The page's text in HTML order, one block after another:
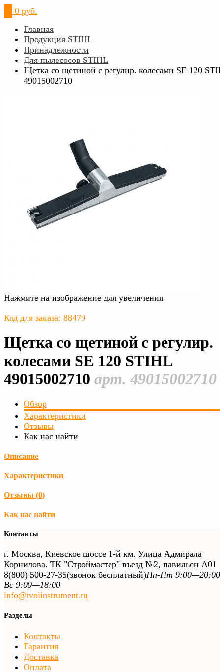
0 руб.
Главная
Продукция STIHL
Принадлежности
Для пылесосов STIHL
Щетка со щетиной с регулир. колесами SE 120
49015002710
Нажмите на изображение для увеличения
Код для заказа: 88479
Щетка со щетиной с регулир.
колесами SE 120 STIHL
49015002710 арт. 49015002710
Обзор
Характеристики
Отзывы
Как нас найти
Описание
Характеристики
Отзывы (0)
Как нас найти
Контакты
г. Москва, Киевское шоссе 1-й км. Улица Адмирала
Корнилова. ТК "Строймастер" въезд №2, павильон А01
8(800) 500-27-35(звонок бесплатный)Пн-Пт
Вс 9:00—18:00
info@tvoiinstrument.ru
Разделы
Контакты
Гарантия
Доставка
Оплата